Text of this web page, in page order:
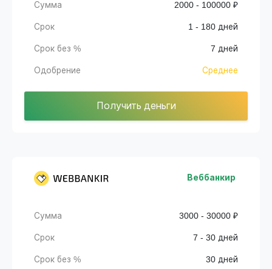
Сумма 2000 - 100000 ₽
Срок 1 - 180 дней
Срок без % 7 дней
Одобрение Среднее
Получить деньги
Веббанкир
Сумма 3000 - 30000 ₽
Срок 7 - 30 дней
Срок без % 30 дней